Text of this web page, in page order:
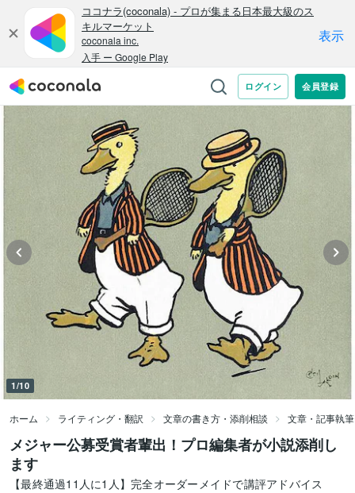
1/10
ホーム ライティング・翻訳 文章の書き方・添削相談 文章・記事執
メジャー公募受賞者輩出！プロ編集者が小説添削し
ます
【最終通過11人に1人】完全オーダーメイドで講評アドバイス